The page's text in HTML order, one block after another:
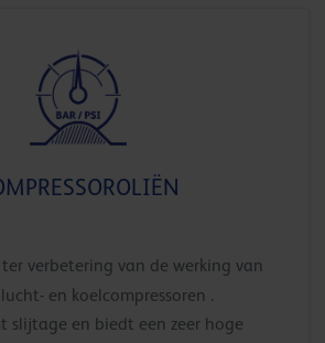
verbetering van de werking van
lucht- en koelcompressoren .
slijtage en biedt een zeer hoge